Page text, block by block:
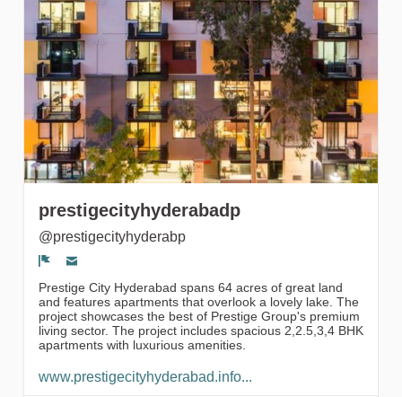
Followers
prestigecityhyderabadp
@prestigecityhyderabp
Segnala un problema
Prestige City Hyderabad spans 64 acres of great land
and features apartments that overlook a lovely lake. The
project showcases the best of Prestige Group's premium
living sector. The project includes spacious 2,2.5,3,4 BHK
apartments with luxurious amenities.
www.prestigecityhyderabad.info...